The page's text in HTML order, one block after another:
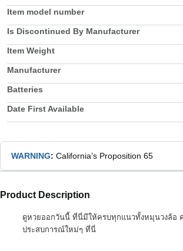
Item model number
Is Discontinued By Manufacturer
Item Weight
Manufacturer
Batteries
Date First Available
WARNING: California’s Proposition 65
Product Description
ดูหวยออกวันนี้ ที่นี่มีให้ครบทุกแนวทั้งหมุนวงล้อ
ประสบการณ์ใหม่ๆ ที่นี่